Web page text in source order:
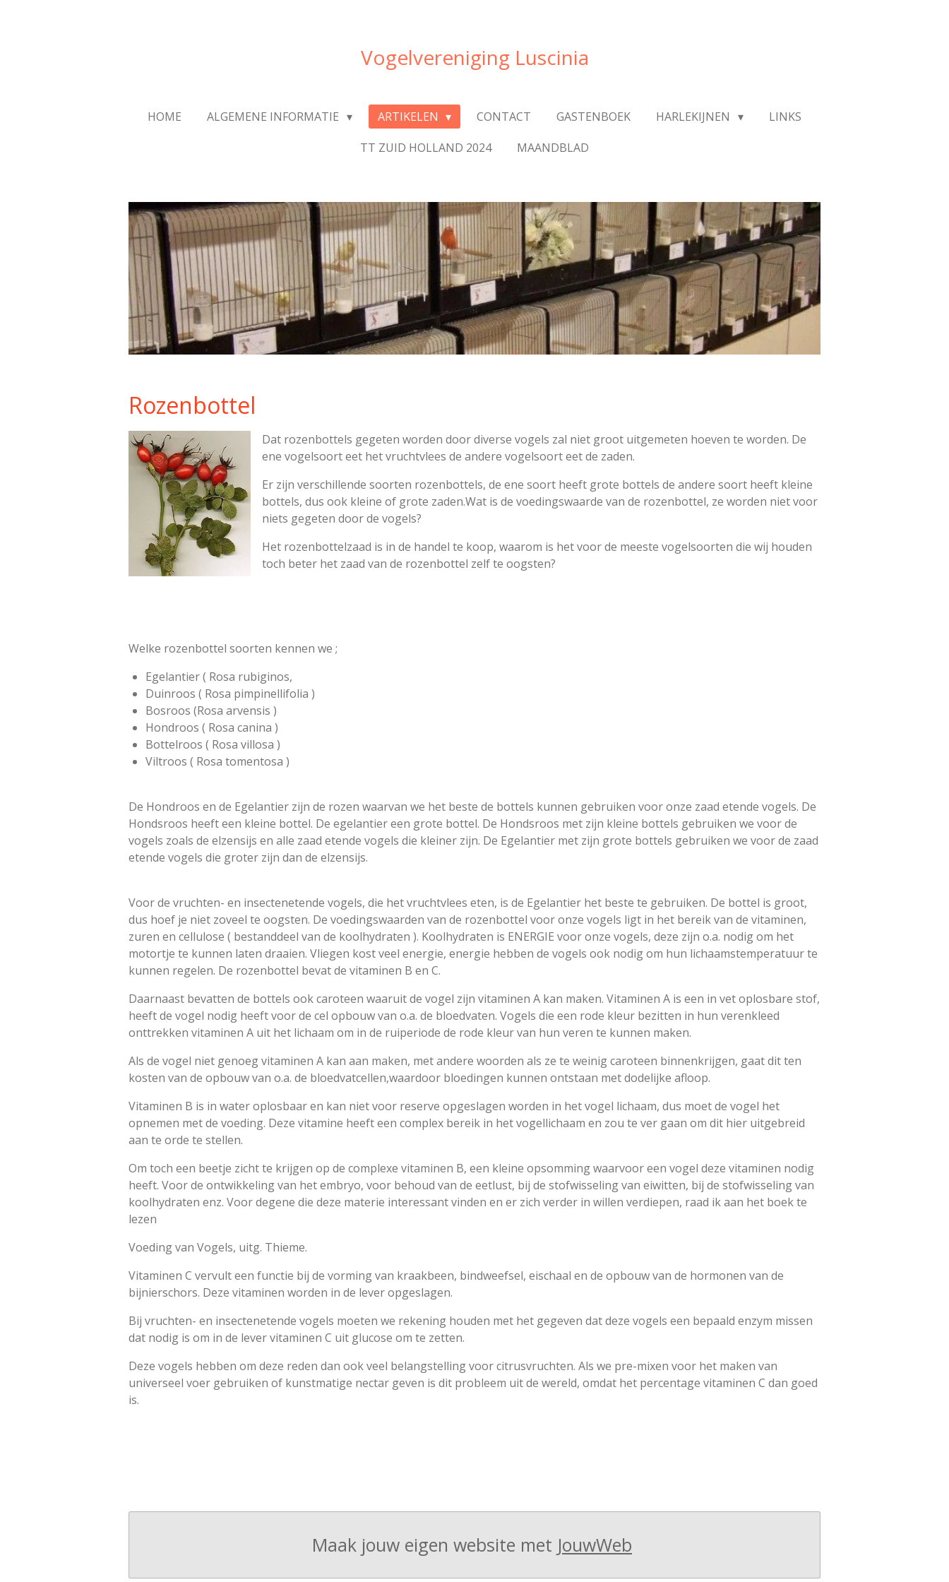
Vogelvereniging Luscinia
HOME ALGEMENE INFORMATIE ARTIKELEN CONTACT GASTENBOEK HARLEKIJNEN
LINKS
TT ZUID HOLLAND 2024
MAANDBLAD
Rozenbottel
Dat rozenbottels gegeten worden door diverse vogels zal niet groot uitgemeten hoeven te worden. De
ene vogelsoort eet het vruchtvlees de andere vogelsoort eet de zaden.
Er zijn verschillende soorten rozenbottels, de ene soort heeft grote bottels de andere soort heeft kleine
bottels, dus ook kleine of grote zaden.Wat is de voedingswaarde van de rozenbottel, ze worden niet voor
niets gegeten door de vogels?
Het rozenbottelzaad is in de handel te koop, waarom is het voor de meeste vogelsoorten die wij houden
toch beter het zaad van de rozenbottel zelf te oogsten?
Welke rozenbottel soorten kennen we ;
Egelantier ( Rosa rubiginos,
Duinroos ( Rosa pimpinellifolia )
Bosroos (Rosa arvensis )
Hondroos ( Rosa canina )
Bottelroos ( Rosa villosa )
Viltroos ( Rosa tomentosa )
De Hondroos en de Egelantier zijn de rozen waarvan we het beste de bottels kunnen gebruiken voor onze zaad etende vogels. De
Hondsroos heeft een kleine bottel. De egelantier een grote bottel. De Hondsroos met zijn kleine bottels gebruiken we voor de
vogels zoals de elzensijs en alle zaad etende vogels die kleiner zijn. De Egelantier met zijn grote bottels gebruiken we voor de zaad
etende vogels die groter zijn dan de elzensijs.
Voor de vruchten- en insectenetende vogels, die het vruchtvlees eten, is de Egelantier het beste te gebruiken. De bottel is groot,
dus hoef je niet zoveel te oogsten. De voedingswaarden van de rozenbottel voor onze vogels ligt in het bereik van de vitaminen,
zuren en cellulose ( bestanddeel van de koolhydraten ). Koolhydraten is ENERGIE voor onze vogels, deze zijn o.a. nodig om het
motortje te kunnen laten draaien. Vliegen kost veel energie, energie hebben de vogels ook nodig om hun lichaamstemperatuur te
kunnen regelen. De rozenbottel bevat de vitaminen B en C.
Daarnaast bevatten de bottels ook caroteen waaruit de vogel zijn vitaminen A kan maken. Vitaminen A is een in vet oplosbare stof,
heeft de vogel nodig heeft voor de cel opbouw van o.a. de bloedvaten. Vogels die een rode kleur bezitten in hun verenkleed
onttrekken vitaminen A uit het lichaam om in de ruiperiode de rode kleur van hun veren te kunnen maken.
Als de vogel niet genoeg vitaminen A kan aan maken, met andere woorden als ze te weinig caroteen binnenkrijgen, gaat dit ten
kosten van de opbouw van o.a. de bloedvatcellen,waardoor bloedingen kunnen ontstaan met dodelijke afloop.
Vitaminen B is in water oplosbaar en kan niet voor reserve opgeslagen worden in het vogel lichaam, dus moet de vogel het
opnemen met de voeding. Deze vitamine heeft een complex bereik in het vogellichaam en zou te ver gaan om dit hier uitgebreid
aan te orde te stellen.
Om toch een beetje zicht te krijgen op de complexe vitaminen B, een kleine opsomming waarvoor een vogel deze vitaminen nodig
heeft. Voor de ontwikkeling van het embryo, voor behoud van de eetlust, bij de stofwisseling van eiwitten, bij de stofwisseling van
koolhydraten enz. Voor degene die deze materie interessant vinden en er zich verder in willen verdiepen, raad ik aan het boek te
lezen
Voeding van Vogels, uitg. Thieme.
Vitaminen C vervult een functie bij de vorming van kraakbeen, bindweefsel, eischaal en de opbouw van de hormonen van de
bijnierschors. Deze vitaminen worden in de lever opgeslagen.
Bij vruchten- en insectenetende vogels moeten we rekening houden met het gegeven dat deze vogels een bepaald enzym missen
dat nodig is om in de lever vitaminen C uit glucose om te zetten.
Deze vogels hebben om deze reden dan ook veel belangstelling voor citrusvruchten. Als we pre-mixen voor het maken van
universeel voer gebruiken of kunstmatige nectar geven is dit probleem uit de wereld, omdat het percentage vitaminen C dan goed
is.
Maak jouw eigen website met JouwWeb